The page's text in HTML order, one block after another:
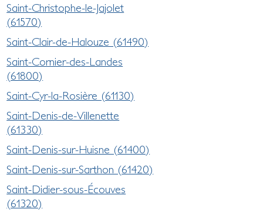
Saint-Christophe-le-Jajolet
(61570)
Saint-Clair-de-Halouze (61490)
Saint-Cornier-des-Landes
(61800)
Saint-Cyr-la-Rosière (61130)
Saint-Denis-de-Villenette
(61330)
Saint-Denis-sur-Huisne (61400)
Saint-Denis-sur-Sarthon (61420)
Saint-Didier-sous-Écouves
(61320)